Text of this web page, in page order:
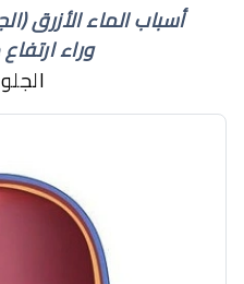
أسباب الماء الأزرق
وراء